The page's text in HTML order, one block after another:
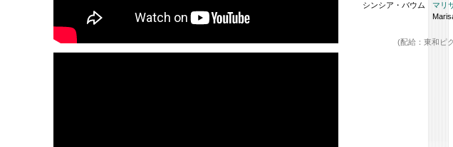
シンシア・バウム
マリ
(配給：東和ピ